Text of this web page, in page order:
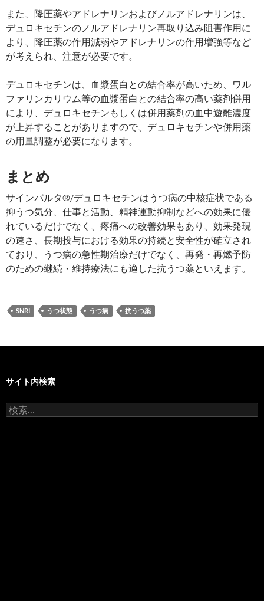
また、降圧薬やアドレナリンおよびノルアドレナリンは、
デュロキセチンのノルアドレナリン再取り込み阻害作用に
より、降圧薬の作用減弱やアドレナリンの作用増強等など
が考えられ、注意が必要です。
デュロキセチンは、血漿蛋白との結合率が高いため、ワル
ファリンカリウム等の血漿蛋白との結合率の高い薬剤併用
により、デュロキセチンもしくは併用薬剤の血中遊離濃度
が上昇することがありますので、デュロキセチンや併用薬
の用量調整が必要になります。
まとめ
サインバルタ®/デュロキセチンはうつ病の中核症状である
抑うつ気分、仕事と活動、精神運動抑制などへの効果に優
れているだけでなく、疼痛への改善効果もあり、効果発現
の速さ、長期投与における効果の持続と安全性が確立され
ており、うつ病の急性期治療だけでなく、再発・再燃予防
のための継続・維持療法にも適した抗うつ薬といえます。
SNRI うつ状態 うつ病 抗うつ薬
サイト内検索
検
索: